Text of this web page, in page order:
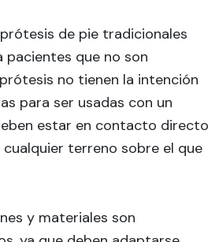
de pie tradicionales
pacientes que no son
no tienen la intención
para ser usadas con un
estar en contacto directo
cualquier terreno sobre el que
y materiales son